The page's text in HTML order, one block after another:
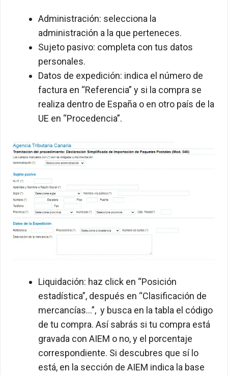
Administración: selecciona la
administración a la que perteneces.
Sujeto pasivo: completa con tus datos
personales.
Datos de expedición: indica el número de
factura en “Referencia” y si la compra se
realiza dentro de España o en otro país de la
UE en “Procedencia”.
Liquidación: haz click en “Posición
estadística”, después en “Clasificación de
mercancías…”, y busca en la tabla el código
de tu compra. Así sabrás si tu compra está
gravada con AIEM o no, y el porcentaje
correspondiente. Si descubres que sí lo
está, en la sección de AIEM indica la base